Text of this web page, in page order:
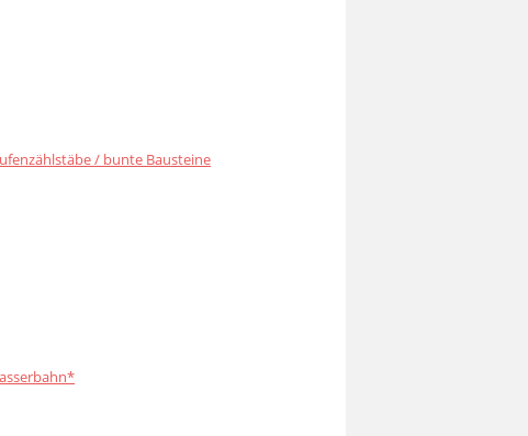
/ bunte Bausteine